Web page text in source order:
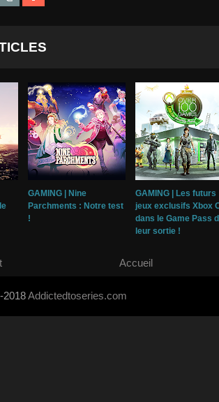
GAMING | Nine
Parchments : Notre test
!
GAMING | Les futurs
jeux exclusifs Xbox
dans le Game Pass
leur sortie !
Accueil
2018Addictedtoseries.com